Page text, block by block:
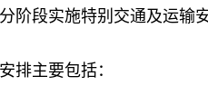
阶段实施特别交通及运输安
主要包括：